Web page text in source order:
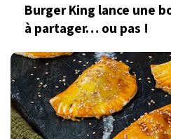
Burger King lance une
à partager… ou pas !